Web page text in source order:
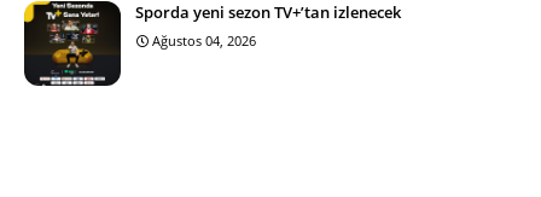
Sporda yeni sezon TV+’tan izlenecek
Ağustos 04, 2026